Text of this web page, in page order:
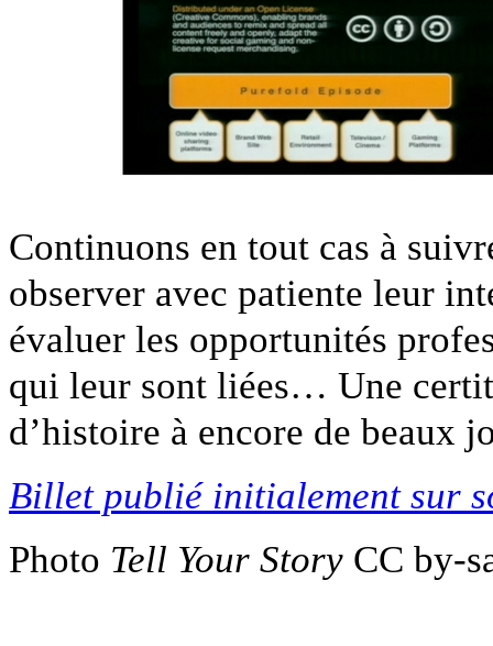
Continuons en tout cas à
observer avec patiente leur
évaluer les opportunités
qui leur sont liées… Une
d’histoire à encore de beaux
Billet publié initialement sur
Photo Tell Your Story CC by-